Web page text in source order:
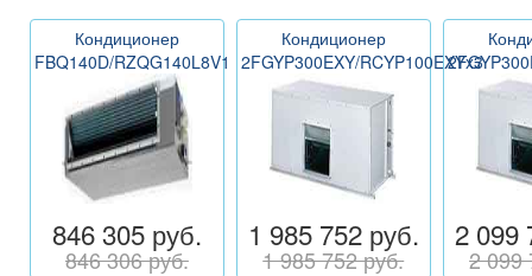
Кондиционер
FBQ140D/RZQG140L8V1
846 305 руб.
846 306 руб.
Кондиционер
2FGYP300EXY/RCYP100EXYx3
1 985 752 руб.
1 985 752 руб.
2 099
2 099